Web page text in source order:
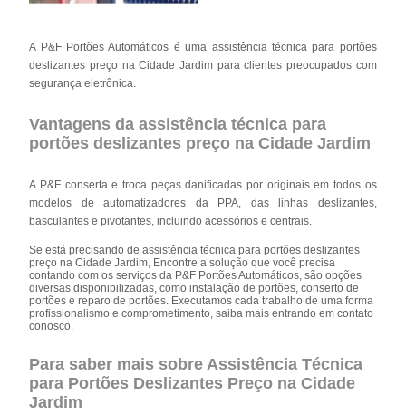
A P&F Portões Automáticos é uma assistência técnica para portões
deslizantes preço na Cidade Jardim para clientes preocupados com
segurança eletrônica.
Vantagens da assistência técnica para
portões deslizantes preço na Cidade Jardim
A P&F conserta e troca peças danificadas por originais em todos os
modelos de automatizadores da PPA, das linhas deslizantes,
basculantes e pivotantes, incluindo acessórios e centrais.
Se está precisando de assistência técnica para portões deslizantes
preço na Cidade Jardim, Encontre a solução que você precisa
contando com os serviços da P&F Portões Automáticos, são opções
diversas disponibilizadas, como instalação de portões, conserto de
portões e reparo de portões. Executamos cada trabalho de uma forma
profissionalismo e comprometimento, saiba mais entrando em contato
conosco.
Para saber mais sobre Assistência Técnica
para Portões Deslizantes Preço na Cidade
Jardim